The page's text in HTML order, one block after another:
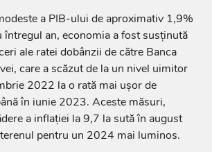
a PIB-ului de aproximativ 1,9%
întregul an, economia a fost susținută
ale ratei dobânzii de către Banca
care a scăzut de la un nivel uimitor
2022 la o rată mai ușor de
în iunie 2023. Aceste măsuri,
a inflației la 9,7 la sută în august
pentru un 2024 mai luminos.